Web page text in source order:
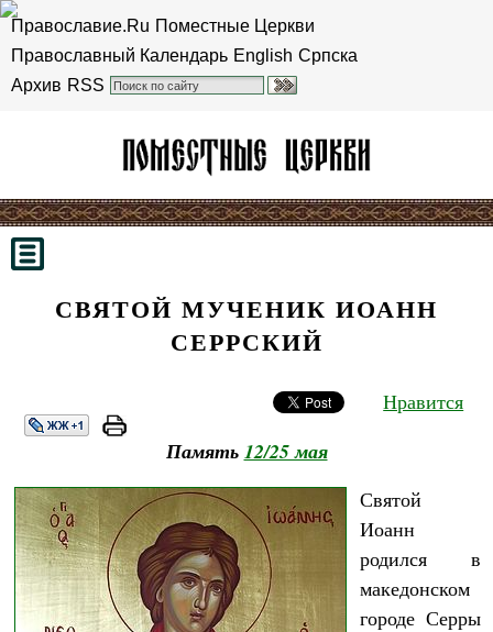
Православие.Ru Поместные Церкви
Православный Календарь English Српска
Архив RSS
СВЯТОЙ МУЧЕНИК ИОАНН
СЕРРСКИЙ
Нравится
Память 12/25 мая
Святой
Иоанн
родился в
македонском
городе Серры